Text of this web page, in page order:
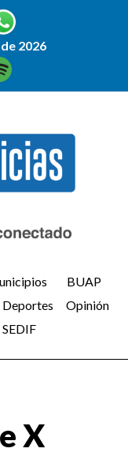
2026
BUAP
Deportes
Opinión
SEDIF
X